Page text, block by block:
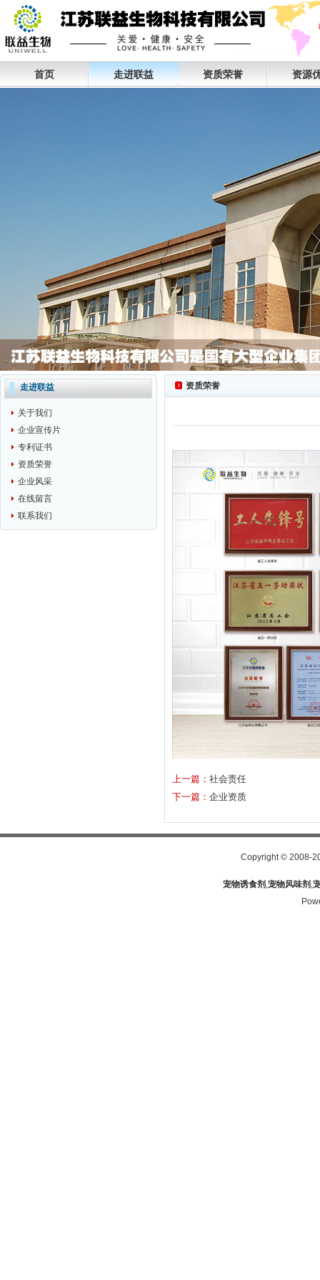
首页 走进联益 资质荣誉 资源
走进联益
关于我们
企业宣传片
专利证书
资质荣誉
企业风采
在线留言
联系我们
资质荣誉
上一篇： 社会责任
下一篇： 企业资质
Copyright© 2008-
宠物诱食剂 ,宠物风味剂 ,